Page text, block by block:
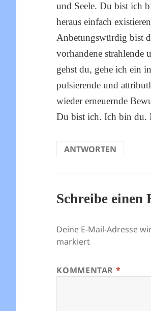
und Seele. Du bist ich
heraus einfach
Anbetungswürdig bist
vorhandene
gehst du, gehe ich ein
pulsierende und
wieder erneuernde
Du bist ich. Ich bin du.
ANTWORTEN
Schreibe einen
Deine E-Mail-Adresse
markiert
KOMMENTAR *